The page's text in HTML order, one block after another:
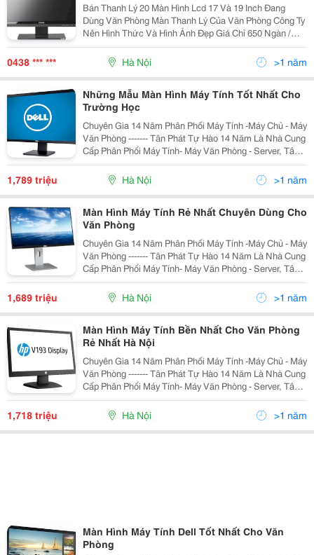
Bán Thanh Lý 20 Màn Hình Lcd 17 Và 19 Inch Đang
Dùng Văn Phòng Màn Thanh Lý Của Văn Phòng Công Ty
Nên Hình Thức Và Hình Ảnh Đẹp Giá Chỉ 650 Ngàn /
Chiếc Lh: 0986 392 733 - 0978 415 427
0438 *** *** Hà Nội >1 năm
Những Mẫu Màn Hình Máy Tính Tốt Nhất Cho
Trường Học
Chuyên Gia 14 Năm Phân Phối Máy Tính -Máy Chủ - Máy
Văn Phòng ------- Tân Phát Tự Hào 14 Năm Là Nhà Cung
Cấp Phân Phối Máy Tính- Máy Văn Phòng - Server, Tân
Phát Cam Kết Đảm Bảo Mang Tới Cho Quý Khách
Những Sản Phẩm Với Mức Giá Rẻ Nhất Hà Nội,
1,789 triệu Hà Nội >1 năm
Màn Hình Máy Tính Rẻ Nhất Chuyên Dùng Cho
Văn Phòng
Chuyên Gia 14 Năm Phân Phối Máy Tính -Máy Chủ - Máy
Văn Phòng ------- Tân Phát Tự Hào 14 Năm Là Nhà Cung
Cấp Phân Phối Máy Tính- Máy Văn Phòng - Server, Tân
Phát Cam Kết Đảm Bảo Mang Tới Cho Quý Khách
Những Sản Phẩm Với Mức Giá Rẻ Nhất Hà Nội,
1,689 triệu Hà Nội >1 năm
Màn Hình Máy Tính Bền Nhất Cho Văn Phòng
Rẻ Nhất Hà Nội
Chuyên Gia 14 Năm Phân Phối Máy Tính -Máy Chủ - Máy
Văn Phòng ------- Tân Phát Tự Hào 14 Năm Là Nhà Cung
Cấp Phân Phối Máy Tính- Máy Văn Phòng - Server, Tân
Phát Cam Kết Đảm Bảo Mang Tới Cho Quý Khách
Những Sản Phẩm Với Mức Giá Rẻ Nhất Hà Nội,
1,718 triệu Hà Nội >1 năm
Màn Hình Máy Tính Dell Tốt Nhất Cho Văn
Phòng